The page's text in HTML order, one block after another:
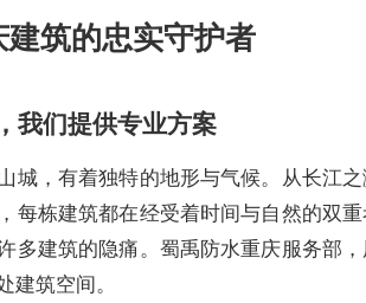
筑的忠实守护者
我们提供专业方案
城，有着独特的地形与气候。从长江之
每栋建筑都在经受着时间与自然的双
多建筑的隐痛。蜀禹防水重庆服务部
筑空间。